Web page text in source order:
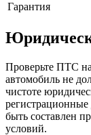
Гарантия
Проверьте ПТС
автомобиль не
чистоте
быть составлен
условий.